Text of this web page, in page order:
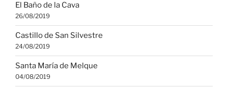
El Baño de la Cava
26/08/2019
Castillo de San Silvestre
24/08/2019
Santa María de Melque
04/08/2019